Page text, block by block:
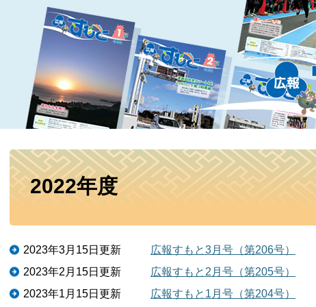
本
2022年度
2023年3月15日更新
広報すもと3月号（第206号）
2023年2月15日更新
広報すもと2月号（第205号）
2023年1月15日更新
広報すもと1月号（第204号）